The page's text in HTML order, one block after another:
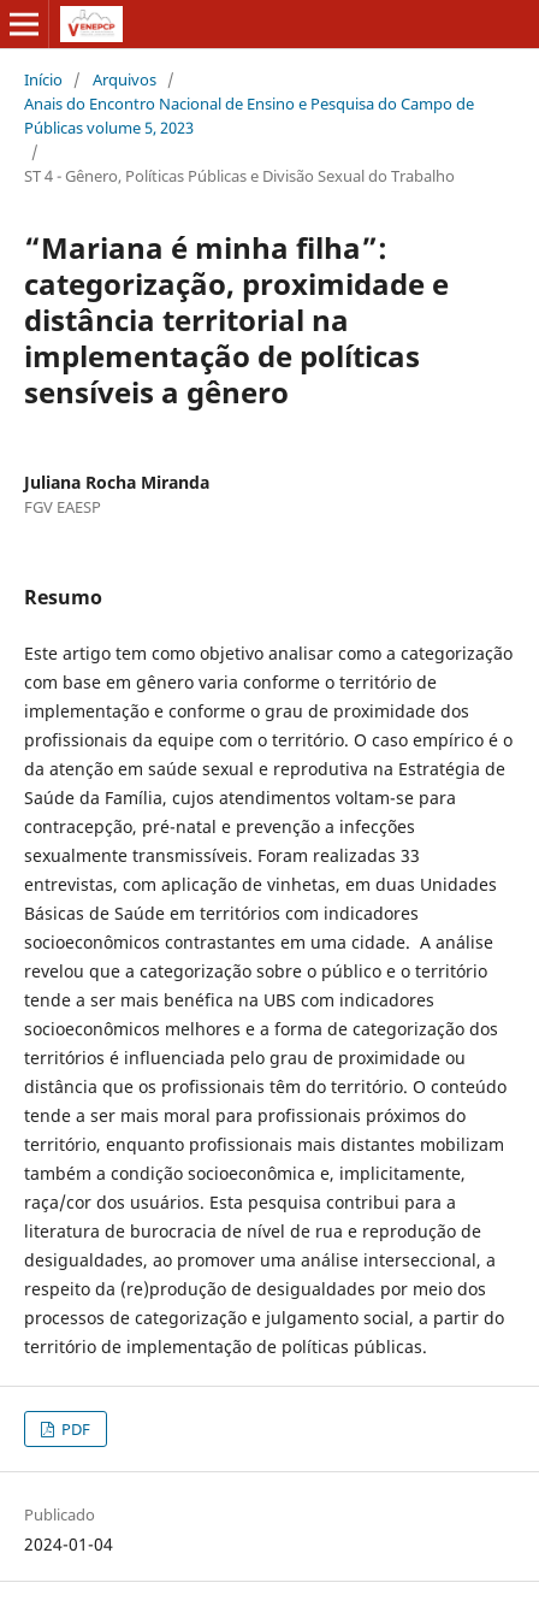
Início / Arquivos /
Anais do Encontro Nacional de Ensino e Pesquisa do Campo de
Públicas volume 5, 2023
/
ST 4 - Gênero, Políticas Públicas e Divisão Sexual do Trabalho
“Mariana é minha filha”:
categorização, proximidade e
distância territorial na
implementação de políticas
sensíveis a gênero
Juliana Rocha Miranda
FGV EAESP
Resumo
Este artigo tem como objetivo analisar como a categorização
com base em gênero varia conforme o território de
implementação e conforme o grau de proximidade dos
profissionais da equipe com o território. O caso empírico é o
da atenção em saúde sexual e reprodutiva na Estratégia de
Saúde da Família, cujos atendimentos voltam-se para
contracepção, pré-natal e prevenção a infecções
sexualmente transmissíveis. Foram realizadas 33
entrevistas, com aplicação de vinhetas, em duas Unidades
Básicas de Saúde em territórios com indicadores
socioeconômicos contrastantes em uma cidade. A análise
revelou que a categorização sobre o público e o território
tende a ser mais benéfica na UBS com indicadores
socioeconômicos melhores e a forma de categorização dos
territórios é influenciada pelo grau de proximidade ou
distância que os profissionais têm do território. O conteúdo
tende a ser mais moral para profissionais próximos do
território, enquanto profissionais mais distantes mobilizam
também a condição socioeconômica e, implicitamente,
raça/cor dos usuários. Esta pesquisa contribui para a
literatura de burocracia de nível de rua e reprodução de
desigualdades, ao promover uma análise interseccional, a
respeito da (re)produção de desigualdades por meio dos
processos de categorização e julgamento social, a partir do
território de implementação de políticas públicas.
PDF
Publicado
2024-01-04